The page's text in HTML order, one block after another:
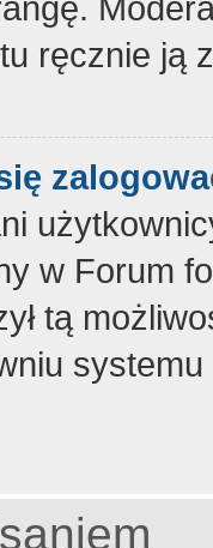
ręcznie ją
w Forum
tą